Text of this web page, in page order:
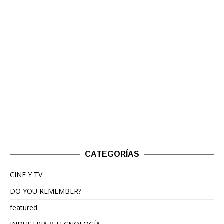
CATEGORÍAS
CINE Y TV
DO YOU REMEMBER?
featured